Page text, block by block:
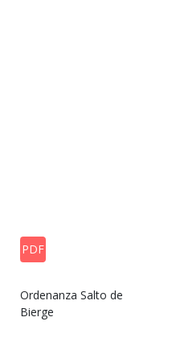
PDF
Ordenanza Salto de
Bierge